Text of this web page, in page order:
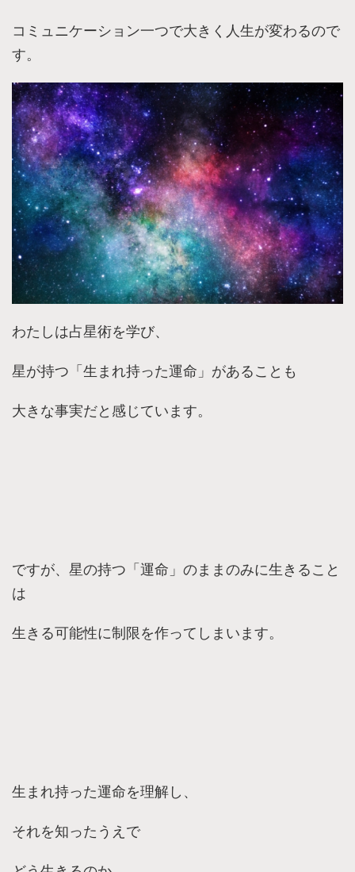
コミュニケーション一つで大きく人生が変わるので
す。
わたしは占星術を学び、
星が持つ「生まれ持った運命」があることも
大きな事実だと感じています。
ですが、星の持つ「運命」のままのみに生きること
は
生きる可能性に制限を作ってしまいます。
生まれ持った運命を理解し、
それを知ったうえで